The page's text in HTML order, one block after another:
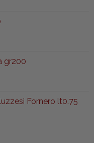
gr200
Fornero lt0.75